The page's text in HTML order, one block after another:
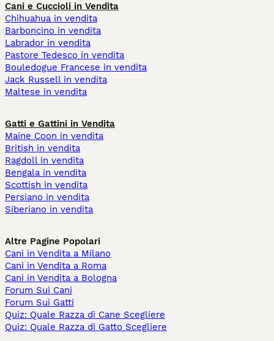
Cani e Cuccioli in Vendita
Chihuahua in vendita
Barboncino in vendita
Labrador in vendita
Pastore Tedesco in vendita
Bouledogue Francese in vendita
Jack Russell in vendita
Maltese in vendita
Gatti e Gattini in Vendita
Maine Coon in vendita
British in vendita
Ragdoll in vendita
Bengala in vendita
Scottish in vendita
Persiano in vendita
Siberiano in vendita
Altre Pagine Popolari
Cani in Vendita a Milano
Cani in Vendita a Roma
Cani in Vendita a Bologna
Forum Sui Cani
Forum Sui Gatti
Quiz: Quale Razza di Cane Scegliere
Quiz: Quale Razza di Gatto Scegliere